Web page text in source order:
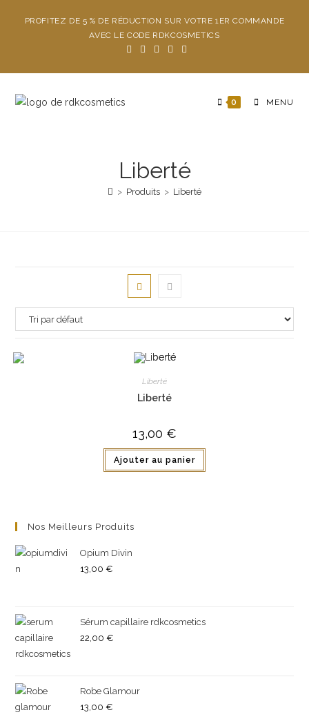
PROFITEZ DE 5 % DE RÉDUCTION SUR VOTRE 1ER COMMANDE
AVEC LE CODE RDKCOSMETICS
0 MENU
Liberté
> Produits > Liberté
Liberté
Liberté
13,00 €
Ajouter au panier
Nos Meilleurs Produits
Opium Divin
13,00€
Sérum capillaire rdkcosmetics
22,00€
Robe Glamour
13,00€